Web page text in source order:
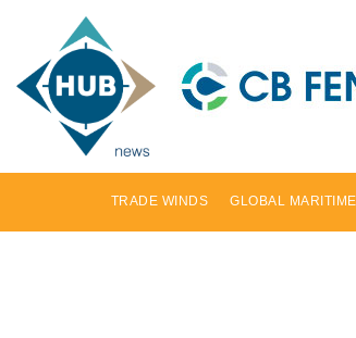
TRADE WINDS GLOBAL MARITIME